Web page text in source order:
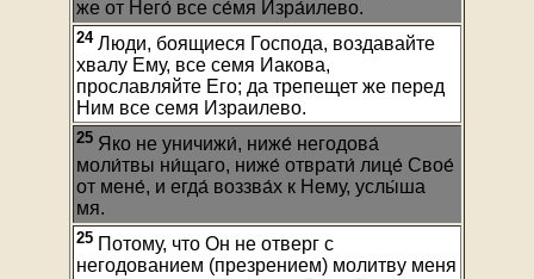
же от Него́ все се́мя Изра́илево.
24Люди, боящиеся Господа, воздавайте
хвалу Ему, все семя Иакова,
прославляйте Его; да трепещет же перед
Ним все семя Израилево.
25 Яко не уничижи́, ниже́ негодова́
моли́твы ни́щаго, ниже́ отврати́ лице́ Свое́
от мене́, и егда́ воззва́х к Нему, услы́ша
мя.
25 Потому, что Он не отверг с
негодованием (презрением) молитву меня